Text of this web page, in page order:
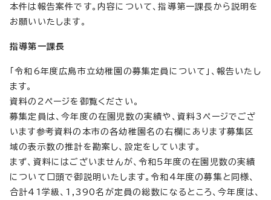
本件は報告案件です。内容について、指導第一課長から説明を
お願いいたします。
指導第一課長
「令和6年度広島市立幼稚園の募集定員について」、報告いたし
ます。
資料の2ページを御覧ください。
募集定員は、今年度の在園児数の実績や、資料3ページでござ
います参考資料の本市の各幼稚園名の右欄にあります募集区
域の表示数の推計を勘案し、設定をしています。
まず、資料にはございませんが、令和5年度の在園児数の実績
について口頭で御説明いたします。令和4年度の募集と同様、
合計41学級、1,390名が定員の総数になるところ、今年度は、